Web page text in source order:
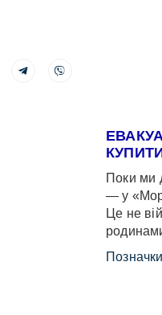
Поки ми
— у
Це не
Позначки